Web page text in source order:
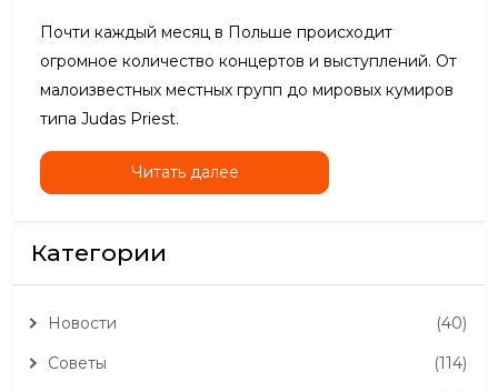
Почти каждый месяц в Польше происходит
огромное количество концертов и выступлений. От
малоизвестных местных групп до мировых кумиров
типа Judas Priest.
Читать далее
Категории
Новости
(40)
Советы
(114)